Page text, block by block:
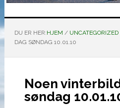
DU ER HER:HJEM / UNCATEGORIZED
DAG SØNDAG 10.01.10
Noen
søndag